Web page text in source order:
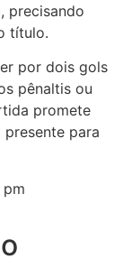
precisando
título.
por dois gols
pênaltis ou
promete
presente para